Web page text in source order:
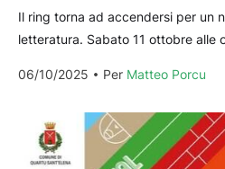
Il ring torna ad accendersi per un
letteratura. Sabato 11 ottobre alle
06/10/2025
Per Matteo Porcu